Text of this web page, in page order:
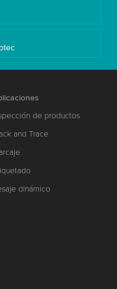
de productos
and Trace
dinámico